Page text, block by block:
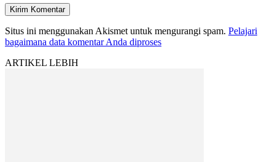
Situs ini menggunakan Akismet untuk mengurangi spam. Pelajari
bagaimana data komentar Anda diproses
ARTIKEL LEBIH